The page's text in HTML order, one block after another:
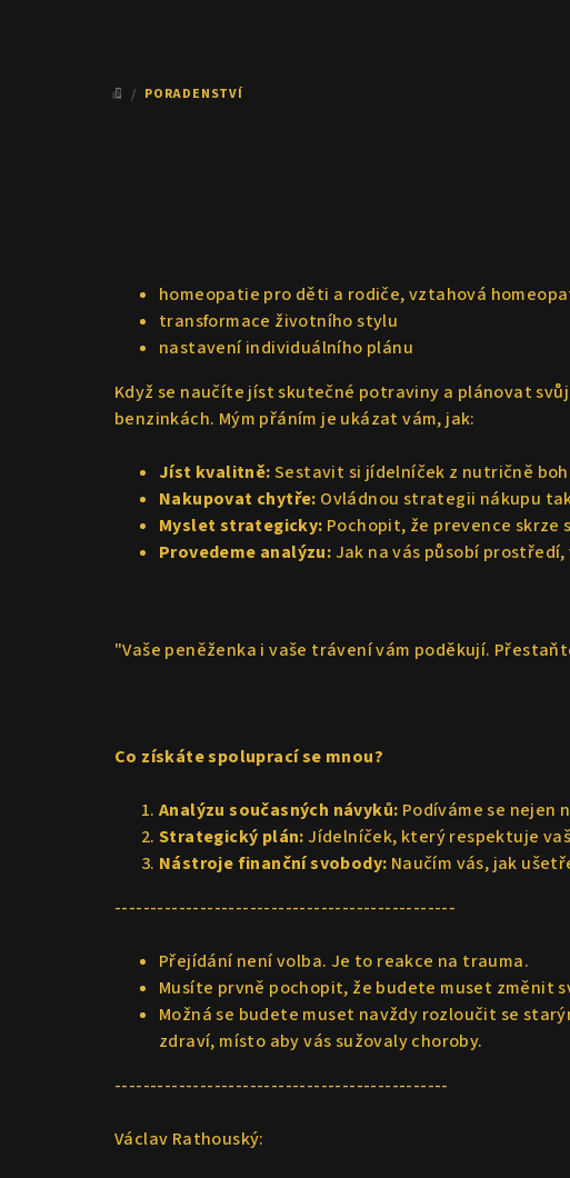
DOMŮ
/ PORADENSTVÍ
homeopatie pro děti a rodiče, vztahová
transformace životního stylu
nastavení individuálního plánu
Když se naučíte jíst skutečné potraviny a plánovat
benzinkách. Mým přáním je ukázat vám, jak:
Jíst kvalitně:Sestavit si jídelníček z nutričně
Nakupovat chytře: Ovládnou strategii nákupu
Myslet strategicky: Pochopit, že prevence
Provedeme analýzu:Jak na vás působí
"Vaše peněženka i vaše trávení vám poděkují.
Co získáte spoluprací se mnou?
Analýzu současných návyků: Podíváme se nejen
Strategický plán:Jídelníček, který respektuje
Nástroje finanční svobody: Naučím vás, jak
------------------------------------------------
Přejídání není volba. Je to reakce na trauma.
Musíte prvně pochopit, že budete muset změnit
Možná se budete muset navždy rozloučit se
zdraví, místo aby vás sužovaly choroby.
‐----------------------------------------------
Václav Rathouský: